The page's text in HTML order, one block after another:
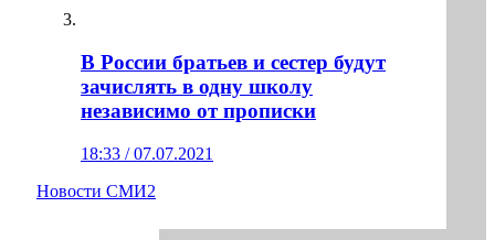
В России братьев и сестер будут
зачислять в одну школу
независимо от прописки
18:33 / 07.07.2021
Новости СМИ2